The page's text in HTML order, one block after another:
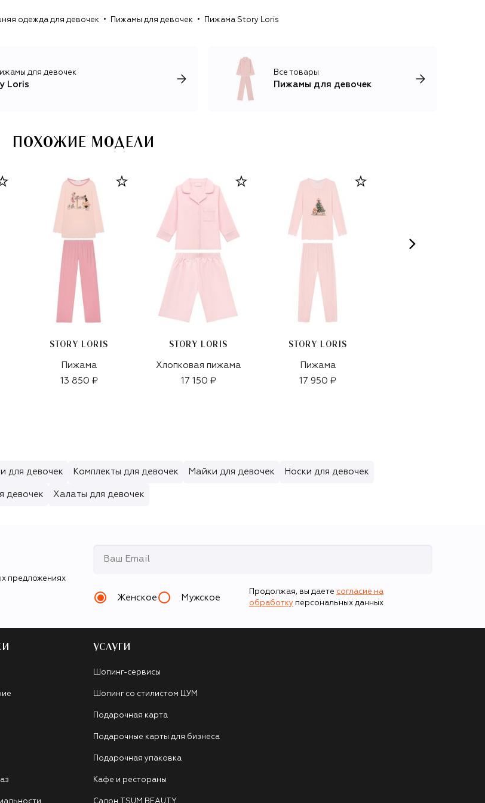
одежда для девочек Пижамы для девочек Пижама Story Loris
для девочек
Loris
Все товары
Пижамы для девочек
ПОХОЖИЕ МОДЕЛИ
STORY LORIS
Пижама
13 850 ₽
STORY LORIS
Хлопковая пижама
17 150 ₽
STORY LORIS
Пижама
17 950 ₽
для девочек Комплекты для девочек Майки для девочек Носки для девочек
девочек Халаты для девочек
предложениях
Женское Мужское
Продолжая, вы даете согласие на
обработку персональных данных
УСЛУГИ
Шопинг-сервисы
Шопинг со стилистом ЦУМ
Подарочная карта
Подарочные карты для бизнеса
Подарочная упаковка
Кафе и рестораны
Салон TSUM BEAUTY